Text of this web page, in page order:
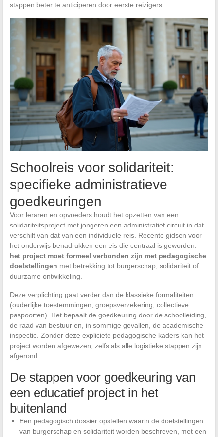
stappen beter te anticiperen door eerste reizigers.
Schoolreis voor solidariteit:
specifieke administratieve
goedkeuringen
Voor leraren en opvoeders houdt het opzetten van een
solidariteitsproject met jongeren een administratief circuit in dat
verschilt van dat van een individuele reis. Recente gidsen voor
het onderwijs benadrukken een eis die centraal is geworden:
het project moet formeel verbonden zijn met pedagogische
doelstellingen met betrekking tot burgerschap, solidariteit of
duurzame ontwikkeling.
Deze verplichting gaat verder dan de klassieke formaliteiten
(ouderlijke toestemmingen, groepsverzekering, collectieve
paspoorten). Het bepaalt de goedkeuring door de schoolleiding,
de raad van bestuur en, in sommige gevallen, de academische
inspectie. Zonder deze expliciete pedagogische kaders kan het
project worden afgewezen, zelfs als alle logistieke stappen zijn
afgerond.
De stappen voor goedkeuring van
een educatief project in het
buitenland
Een pedagogisch dossier opstellen waarin de doelstellingen
van burgerschap en solidariteit worden beschreven, met een